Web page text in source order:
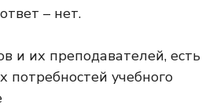
– нет.
и их преподавателей, есть
учебного